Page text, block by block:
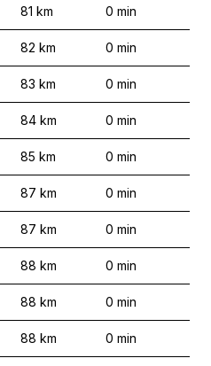
81 km 0 min
82 km 0 min
83 km 0 min
84 km 0 min
85 km 0 min
87 km 0 min
87 km 0 min
88 km 0 min
88 km 0 min
88 km 0 min